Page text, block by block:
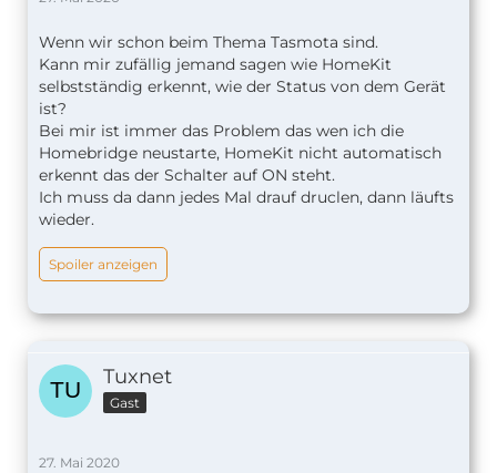
Wenn wir schon beim Thema Tasmota sind.
Kann mir zufällig jemand sagen wie HomeKit
selbstständig erkennt, wie der Status von dem Gerät
ist?
Bei mir ist immer das Problem das wen ich die
Homebridge neustarte, HomeKit nicht automatisch
erkennt das der Schalter auf ON steht.
Ich muss da dann jedes Mal drauf druclen, dann läufts
wieder.
Spoiler anzeigen
Tuxnet
Gast
27. Mai 2020